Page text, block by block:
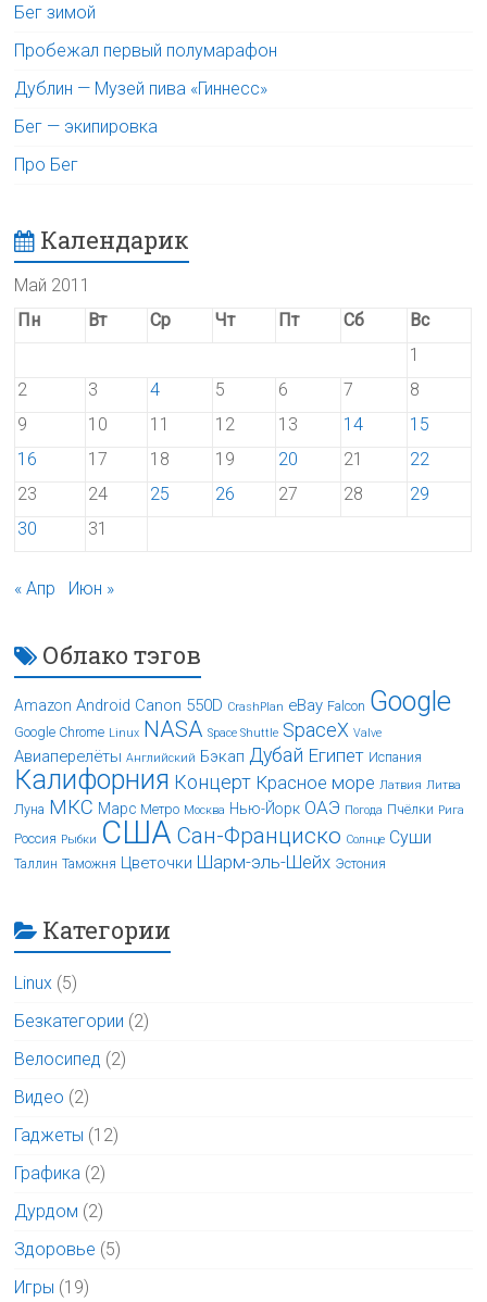
Бег зимой
Пробежал первый полумарафон
Дублин — Музей пива «Гиннесс»
Бег — экипировка
Про Бег
Календарик
Май 2011
Пн
Вт Ср Чт Пт Сб
Вс
1
2
3 4 5 6 7
8
9
10 11 12 13 14
15
16
17 18 19 20 21
22
23
24 25 26 27 28
29
30
31
« Апр Июн »
Облако тэгов
Amazon Android Canon 550D CrashPlan eBay Falcon Google
Google Chrome Linux NASA Space Shuttle SpaceX Valve
Авиаперелёты Английский Бэкап Дубай Египет Испания
Калифорния Концерт Красное море Латвия Литва
Луна МКС Марс Метро Москва Нью-Йорк ОАЭ Погода Пчёлки Рига
Россия Рыбки США Сан-Франциско Солнце Суши
Таллин Таможня Цветочки Шарм-эль-Шейх Эстония
Категории
Linux (5)
Безкатегории (2)
Велосипед (2)
Видео (2)
Гаджеты (12)
Графика (2)
Дурдом (2)
Здоровье (5)
Игры (19)